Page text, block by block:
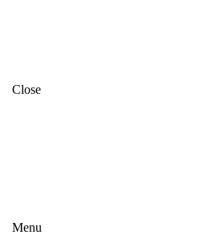
Close
Menu